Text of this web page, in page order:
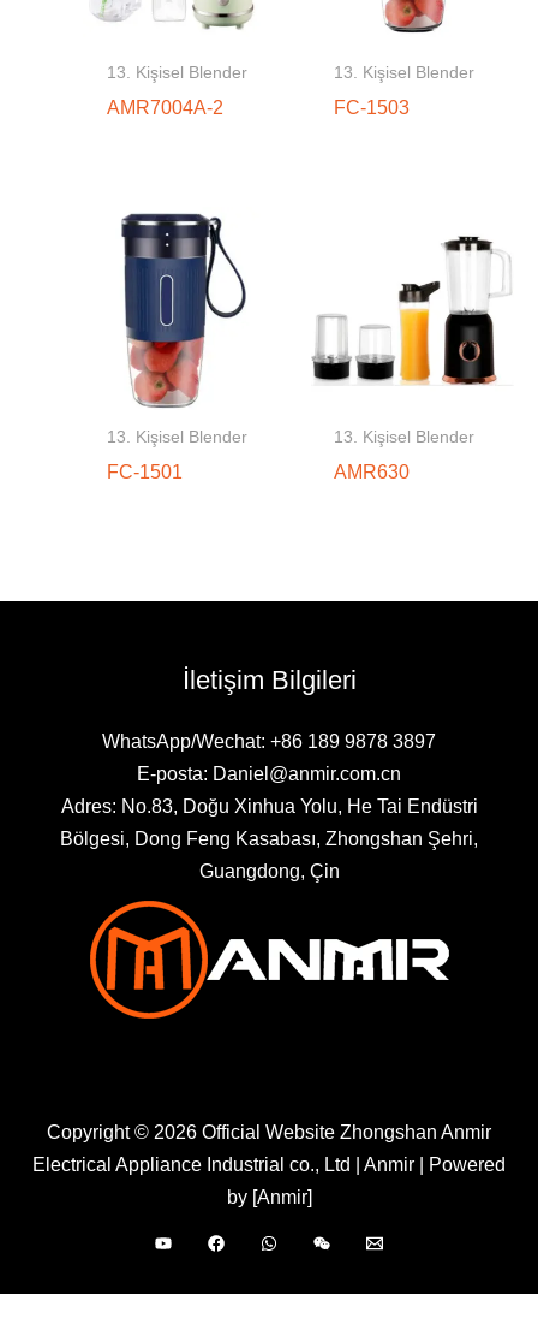
13. Kişisel Blender
AMR7004A-2
13. Kişisel Blender
FC-1503
13. Kişisel Blender
FC-1501
13. Kişisel Blender
AMR630
İletişim Bilgileri
WhatsApp/Wechat: +86 189 9878 3897
E-posta: Daniel@anmir.com.cn
Adres: No.83, Doğu Xinhua Yolu, He Tai Endüstri
Bölgesi, Dong Feng Kasabası, Zhongshan Şehri,
Guangdong, Çin
Copyright © 2026 Official Website Zhongshan Anmir
Electrical Appliance Industrial co., Ltd | Anmir | Powered
by [Anmir]